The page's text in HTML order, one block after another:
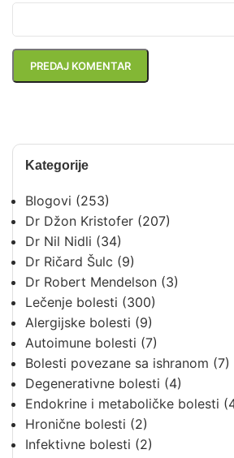
Kategorije
Blogovi (253)
Dr Džon Kristofer (207)
Dr Nil Nidli (34)
Dr Ričard Šulc (9)
Dr Robert Mendelson (3)
Lečenje bolesti (300)
Alergijske bolesti (9)
Autoimune bolesti (7)
Bolesti povezane sa ishranom (7)
Degenerativne bolesti (4)
Endokrine i metaboličke bolesti
Hronične bolesti (2)
Infektivne bolesti (2)